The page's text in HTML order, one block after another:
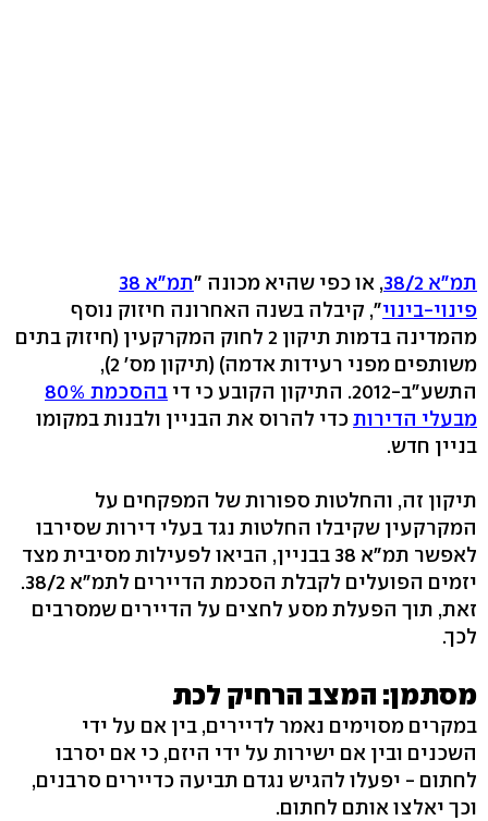
תמ"א 38/2 , או כפי שהיא מכונה "
תמ"א 38
פינוי-בינוי", קיבלה בשנה האחרונה חיזוק נוסף
מהמדינה בדמות תיקון 2 לחוק המקרקעין (חיזוק בתים
משותפים מפני רעידות אדמה) (תיקון מס' 2),
התשע"ב-2012. התיקון הקובע כי די
בהסכמת 80%
מבעלי הדירותכדי להרוס את הבניין ולבנות במקומו
בניין חדש.
תיקון זה, והחלטות ספורות של המפקחים על
המקרקעין שקיבלו החלטות נגד בעלי דירות שסירבו
לאפשר תמ"א 38 בבניין, הביאו לפעילות מסיבית מצד
יזמים הפועלים לקבלת הסכמת הדיירים לתמ"א 38/2.
זאת, תוך הפעלת מסע לחצים על הדיירים שמסרבים
לכך.
מסתמן: המצב הרחיק לכת
במקרים מסוימים נאמר לדיירים, בין אם על ידי
השכנים ובין אם ישירות על ידי היזם, כי אם יסרבו
לחתום - יפעלו להגיש נגדם תביעה כדיירים סרבנים,
וכך יאלצו אותם לחתום.